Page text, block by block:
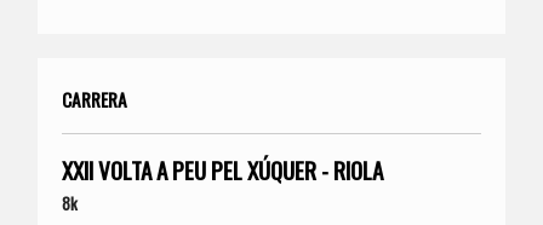
CARRERA
XXII VOLTA A PEU PEL XÚQUER - RIOLA
8k